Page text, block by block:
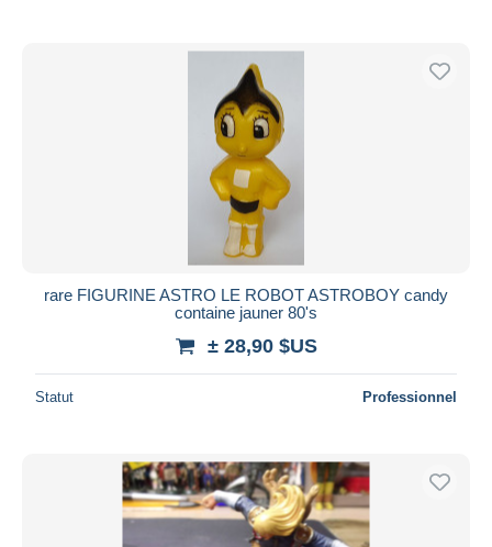
rare FIGURINE ASTRO LE ROBOT ASTROBOY candy
containe jauner 80's
± 28,90 $US
Statut Professionnel